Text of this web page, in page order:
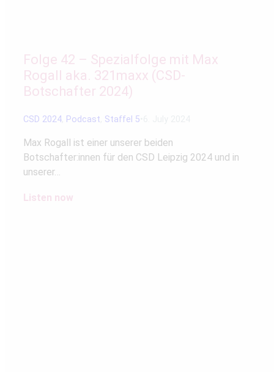
Folge 42 – Spezialfolge mit Max
Rogall aka. 321maxx (CSD-
Botschafter 2024)
CSD 2024 Podcast Staffel 5
Max Rogall ist einer unserer beiden
Botschafter:innen für den CSD Leipzig 2024 und in
unserer…
Listen now